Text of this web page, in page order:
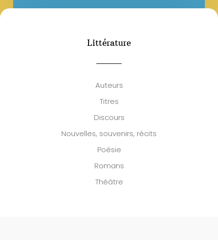
Littérature
Auteurs
Titres
Discours
Nouvelles, souvenirs, récits
Poésie
Romans
Théâtre